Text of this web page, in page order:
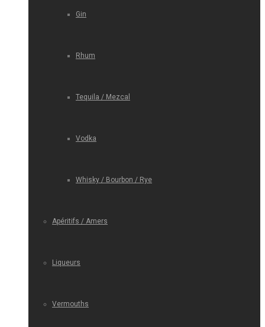
Gin
Rhum
Tequila / Mezcal
Vodka
Whisky / Bourbon / Rye
Apéritifs / Amers
Liqueurs
Vermouths